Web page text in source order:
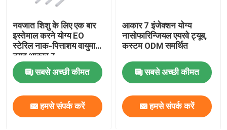
नवजात शिशु के लिए एक बार
इस्तेमाल करने योग्य EO
स्टेरिल नाक-पित्ताशय वायुमार्ग
ट्यूब आकार 7
सबसे अच्छी कीमत
हमसे संपर्क करें
आकार 7 इंजेक्शन योग्य
नासोफारिन्जियल एयरवे ट्यूब,
कस्टम ODM समर्थित
सबसे अच्छी कीमत
हमसे संपर्क करें